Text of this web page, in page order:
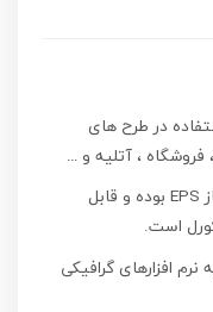
در طرح های
، آتلیه و …
فایل های این مجموعه با فرمت لایه باز EPS بوده و قابل
کورل است.
افزارهای گرافیکی